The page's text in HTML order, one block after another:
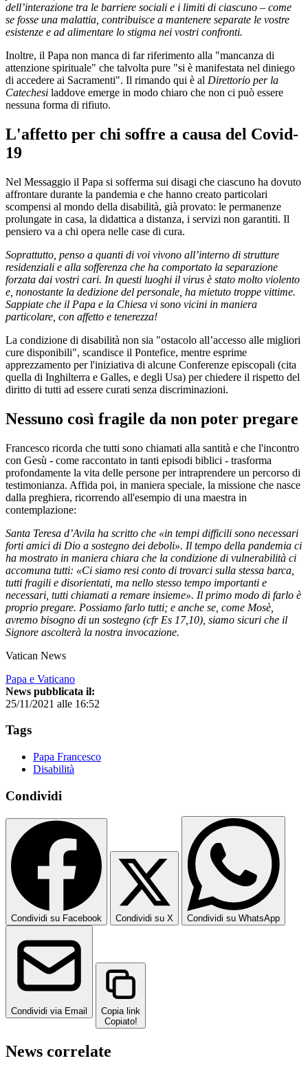
dell’interazione tra le barriere sociali e i limiti di ciascuno – come
se fosse una malattia, contribuisce a mantenere separate le vostre
esistenze e ad alimentare lo stigma nei vostri confronti.
Inoltre, il Papa non manca di far riferimento alla "mancanza di
attenzione spirituale" che talvolta pure "si è manifestata nel diniego
di accedere ai Sacramenti". Il rimando qui è al Direttorio per la
Catechesi laddove emerge in modo chiaro che non ci può essere
nessuna forma di rifiuto.
L'affetto per chi soffre a causa del Covid-
19
Nel Messaggio il Papa si sofferma sui disagi che ciascuno ha dovuto
affrontare durante la pandemia e che hanno creato particolari
scompensi al mondo della disabilità, già provato: le permanenze
prolungate in casa, la didattica a distanza, i servizi non garantiti. Il
pensiero va a chi opera nelle case di cura.
Soprattutto, penso a quanti di voi vivono all’interno di strutture
residenziali e alla sofferenza che ha comportato la separazione
forzata dai vostri cari. In questi luoghi il virus è stato molto violento
e, nonostante la dedizione del personale, ha mietuto troppe vittime.
Sappiate che il Papa e la Chiesa vi sono vicini in maniera
particolare, con affetto e tenerezza!
La condizione di disabilità non sia "ostacolo all’accesso alle migliori
cure disponibili", scandisce il Pontefice, mentre esprime
apprezzamento per l'iniziativa di alcune Conferenze episcopali (cita
quella di Inghilterra e Galles, e degli Usa) per chiedere il rispetto del
diritto di tutti ad essere curati senza discriminazioni.
Nessuno così fragile da non poter pregare
Francesco ricorda che tutti sono chiamati alla santità e che l'incontro
con Gesù - come raccontato in tanti episodi biblici - trasforma
profondamente la vita delle persone per intraprendere un percorso di
testimonianza. Affida poi, in maniera speciale, la missione che nasce
dalla preghiera, ricorrendo all'esempio di una maestra in
contemplazione:
Santa Teresa d’Avila ha scritto che «in tempi difficili sono necessari
forti amici di Dio a sostegno dei deboli». Il tempo della pandemia ci
ha mostrato in maniera chiara che la condizione di vulnerabilità ci
accomuna tutti: «Ci siamo resi conto di trovarci sulla stessa barca,
tutti fragili e disorientati, ma nello stesso tempo importanti e
necessari, tutti chiamati a remare insieme». Il primo modo di farlo è
proprio pregare. Possiamo farlo tutti; e anche se, come Mosè,
avremo bisogno di un sostegno (cfr Es 17,10), siamo sicuri che il
Signore ascolterà la nostra invocazione.
Vatican News
Papa e Vaticano
News pubblicata il:
25/11/2021 alle 16:52
Tags
Papa Francesco
Disabilità
Condividi
Condividi su Facebook Condividi su X Condividi su WhatsApp
Condividi via Email
Copia link
Copiato!
News correlate